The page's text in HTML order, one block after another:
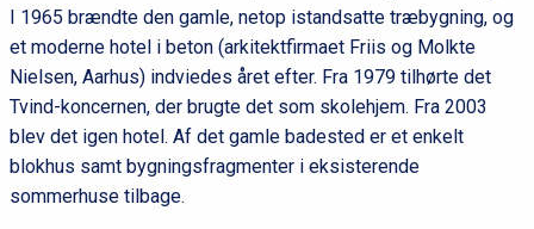
I 1965 brændte den gamle, netop istandsatte træbygning, og
et moderne hotel i beton (arkitektfirmaet Friis og Molkte
Nielsen, Aarhus) indviedes året efter. Fra 1979 tilhørte det
Tvind-koncernen, der brugte det som skolehjem. Fra 2003
blev det igen hotel. Af det gamle badested er et enkelt
blokhus samt bygningsfragmenter i eksisterende
sommerhuse tilbage.